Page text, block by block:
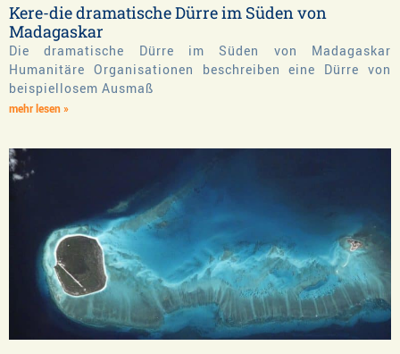
Kere-die dramatische Dürre im Süden von
Madagaskar
Die dramatische Dürre im Süden von Madagaskar
Humanitäre Organisationen beschreiben eine Dürre von
beispiellosem Ausmaß
mehr lesen »